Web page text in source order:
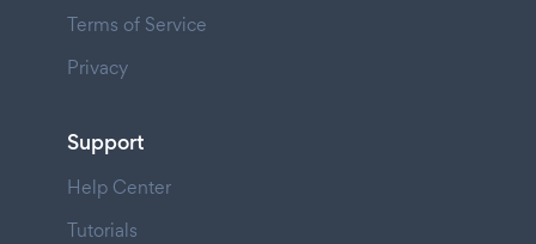
Terms of Service
Privacy
Support
Help Center
Tutorials